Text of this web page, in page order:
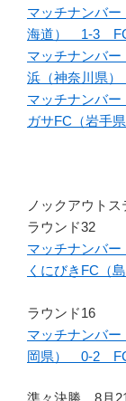
マッチナンバ
海道） 1-3
マッチナンバー
浜（神奈川県
マッチナンバ
ガサFC（岩手県
ノックアウトス
ラウンド32
マッチナンバ
くにびきFC（島
ラウンド16
マッチナンバ
岡県） 0-2
準々決勝 8月